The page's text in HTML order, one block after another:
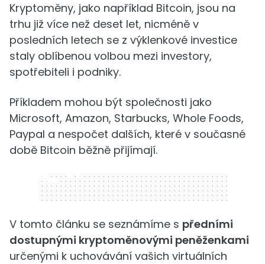
Kryptoměny, jako například Bitcoin, jsou na
trhu již více než deset let, nicméně v
posledních letech se z výklenkové investice
staly oblíbenou volbou mezi investory,
spotřebiteli i podniky.
Příkladem mohou být společnosti jako
Microsoft, Amazon, Starbucks, Whole Foods,
Paypal a nespočet dalších, které v současné
době Bitcoin běžně přijímají.
320 x 50
V tomto článku se seznámíme s předními
dostupnými kryptoměnovými peněženkami
určenými k uchovávání vašich virtuálních